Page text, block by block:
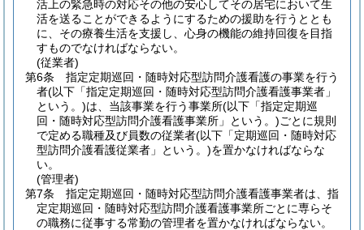
活上の緊急時の対応その他の安心してその居宅において生
活を送ることができるようにするための援助を行うととも
に、その療養生活を支援し、心身の機能の維持回復を目指
すものでなければならない。
(従業者)
第6条
指定定期巡回・随時対応型訪問介護看護の事業を行う
者(以下「指定定期巡回・随時対応型訪問介護看護事業者」
という。)は、当該事業を行う事業所(以下「指定定期巡
回・随時対応型訪問介護看護事業所」という。)ごとに規則
で定める職種及び員数の従業者(以下「定期巡回・随時対応
型訪問介護看護従業者」という。)を置かなければならな
い。
(管理者)
第7条
指定定期巡回・随時対応型訪問介護看護事業者は、指
定定期巡回・随時対応型訪問介護看護事業所ごとに専らそ
の職務に従事する常勤の管理者を置かなければならない。